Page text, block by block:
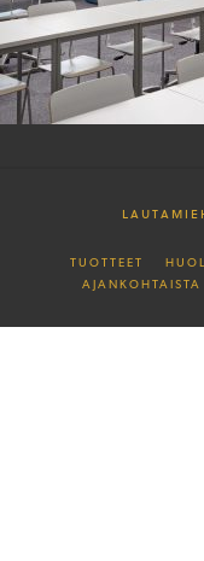
TUOTTEET
AJANKOHTAISTA